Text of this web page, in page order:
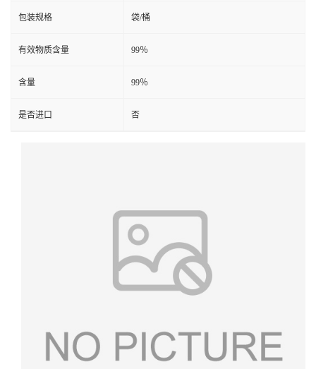
包装规格 袋/桶
有效物质含量 99％
含量 99％
是否进口 否